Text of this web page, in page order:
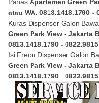
Panas Apartemen Green
atau WA. 0813.1418.1790 -
Kuras Dispenser Galon
Green Park View - Jakarta
0813.1418.1790 -
Isi Freon Dispenser Galon
Green Park View - Jakarta
0813.1418.1790 -